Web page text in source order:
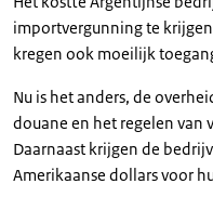
importvergunning te
kregen ook moeilijk
Nu is het anders, de
douane en het regelen van
Daarnaast krijgen de
Amerikaanse dollars voor